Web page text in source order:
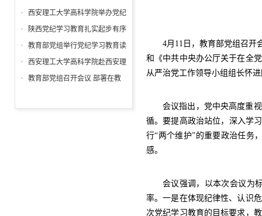
4月11日，教育部党组召开
和《中共中央办公厅关于在全
从严治党工作领导小组组长怀
会议指出，党中央高度重
循。要提高政治站位，深入学
行“两个维护”的重要政治任务
感。
会议强调，以本次会议为
率。一是在体现纪律性、认识
次党纪学习教育的目标要求，
党日专题讲座活动
大会
西安理工大学高科学院举办党纪
学习教育读书班
陕西党纪学习教育扎实起步有序
推进
教育部党组举行党纪学习教育读
书班专题辅导报告会
西安理工大学高科学院赴西安理
工大学廉政文化教育基地参观学
教育部党组召开会议 部署在教